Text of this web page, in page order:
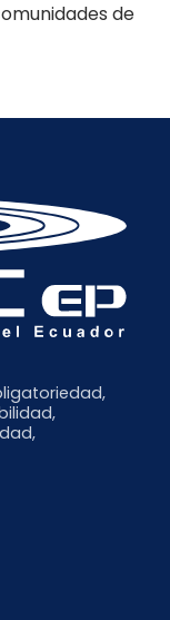
de